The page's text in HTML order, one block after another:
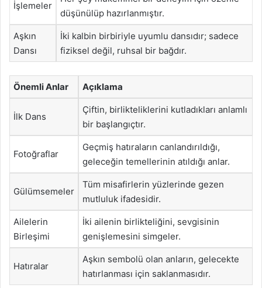
İşlemeler
düşünülüp hazırlanmıştır.
Aşkın
Dansı
İki kalbin birbiriyle uyumlu dansıdır; sadece
fiziksel değil, ruhsal bir bağdır.
Önemli Anlar Açıklama
İlk Dans
Çiftin, birlikteliklerini kutladıkları anlamlı
bir başlangıçtır.
Fotoğraflar
Geçmiş hatıraların canlandırıldığı,
geleceğin temellerinin atıldığı anlar.
Gülümsemeler
Tüm misafirlerin yüzlerinde gezen
mutluluk ifadesidir.
Ailelerin
Birleşimi
İki ailenin birlikteliğini, sevgisinin
genişlemesini simgeler.
Hatıralar
Aşkın sembolü olan anların, gelecekte
hatırlanması için saklanmasıdır.